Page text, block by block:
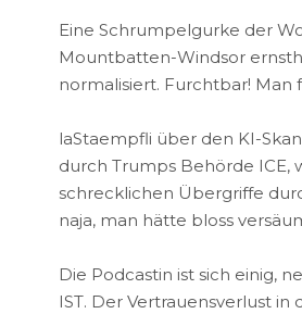
Eine Schrumpelgurke der
Mountbatten-Windsor
normalisiert. Furchtbar!
laStaempfli über den KI-
durch Trumps Behörde ICE,
schrecklichen Übergriffe
naja, man hätte bloss
Die Podcastin ist sich einig,
IST. Der Vertrauensverlust